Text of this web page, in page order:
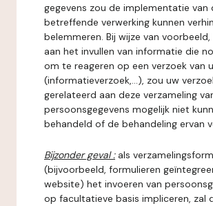
gegevens zou de implementatie van
betreffende verwerking kunnen
belemmeren. Bij wijze van
aan het invullen van informatie die
om te reageren op een verzoek van
(informatieverzoek,...), zou uw
gerelateerd aan deze verzameling
persoonsgegevens mogelijk niet
behandeld of de behandeling ervan
Bijzonder geval : als
(bijvoorbeeld, formulieren
website) het invoeren van
op facultatieve basis impliceren, zal